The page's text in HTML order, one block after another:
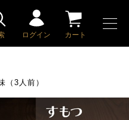
ログイン カート
（3人前）